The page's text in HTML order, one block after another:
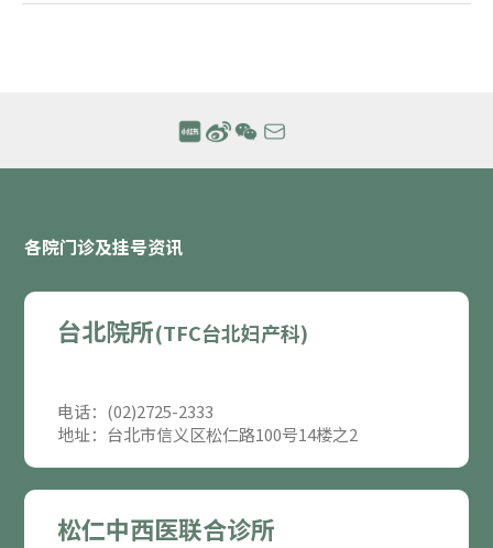
各院门诊及挂号资讯
台北院所(TFC台北妇产科)
电话：(02)2725-2333
地址：台北市信义区松仁路100号14楼之2
松仁中西医联合诊所